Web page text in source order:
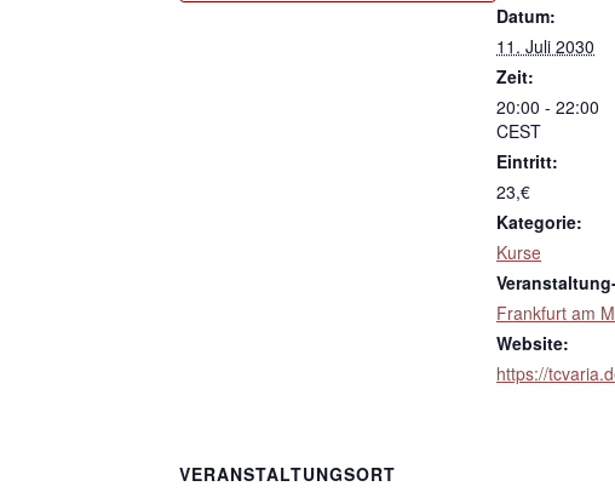
Datum:
11. Juli 2030
Zeit:
20:00 - 22:00
CEST
Eintritt:
23,€
Kategorie:
Kurse
Frankfurt am
Website:
https://
VERANSTALTUNGSORT